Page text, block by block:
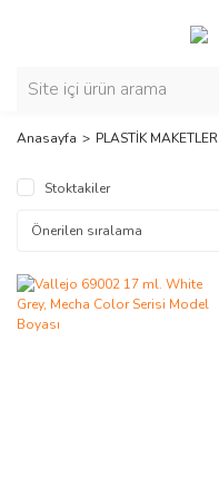
Anasayfa PLASTİK MAKETLER
Stoktakiler